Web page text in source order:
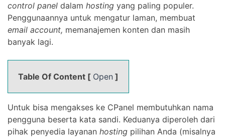
control panel dalam hosting yang paling populer.
Penggunaannya untuk mengatur laman, membuat
email account, memanajemen konten dan masih
banyak lagi.
Table Of Content [ Open ]
Untuk bisa mengakses ke CPanel membutuhkan nama
pengguna beserta kata sandi. Keduanya diperoleh dari
pihak penyedia layanan hosting pilihan Anda (misalnya